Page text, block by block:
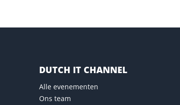
DUTCH IT CHANNEL
Alle evenementen
Ons team